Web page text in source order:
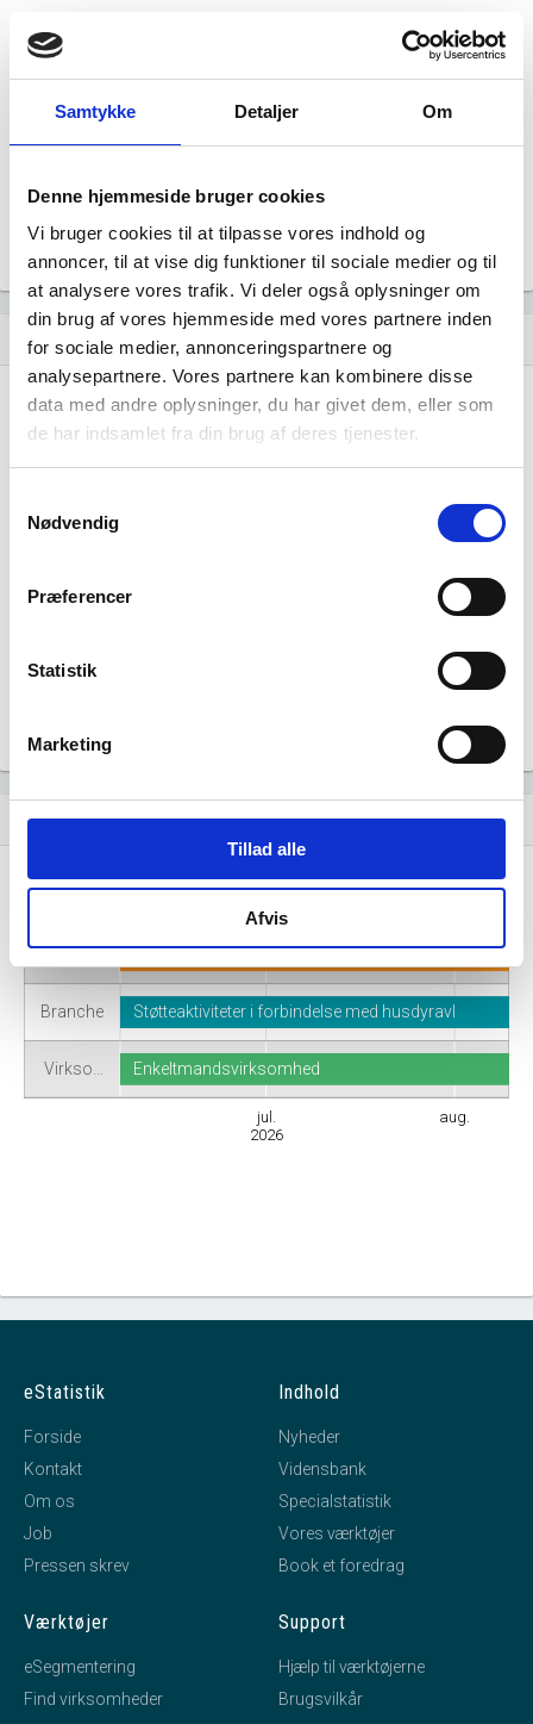
Samtykke Detaljer Om
Denne hjemmeside bruger cookies
Vi bruger cookies til at tilpasse vores indhold og
annoncer, til at vise dig funktioner til sociale medier og til
at analysere vores trafik. Vi deler også oplysninger om
din brug af vores hjemmeside med vores partnere inden
for sociale medier, annonceringspartnere og
analysepartnere. Vores partnere kan kombinere disse
data med andre oplysninger, du har givet dem, eller som
de har indsamlet fra din brug af deres tjenester.
Nødvendig
Præferencer
Statistik
Marketing
Tillad alle
Afvis
Jon Bankes Beslagsmed
Revisor
Uoplyst
Uoplyst
Tegningsregel
Uoplyst
show_chart Udvikling i antal ansatte
Jon Bankes Beslagsmed har ikke haft nogen
generere figuren for denne virksomhed.
event_note Virksomhedshistorik
Branche
Virkso…
jul.
2026
aug.
Støtteaktiviteter i forbindelse med husdyravl
Enkeltmandsvirksomhed
eStatistik
Forside
Kontakt
Om os
Job
Pressen skrev
Indhold
Nyheder
Vidensbank
Specialstatistik
Vores værktøjer
Book et foredrag
Værktøjer
eSegmentering
Find virksomheder
Support
Hjælp til værktøjerne
Brugsvilkår